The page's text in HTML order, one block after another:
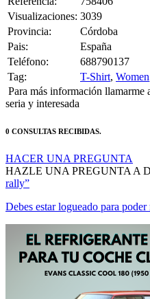
Visualizaciones: 3039
Provincia:
Córdoba
Pais:
España
Teléfono:
688790137
Tag:
T-Shirt, Women
Para más información
seria y interesada
0 CONSULTAS RECIBIDAS.
HACER UNA PREGUNTA
HAZLE UNA PREGUNTA A
rally”
Debes estar logueado para